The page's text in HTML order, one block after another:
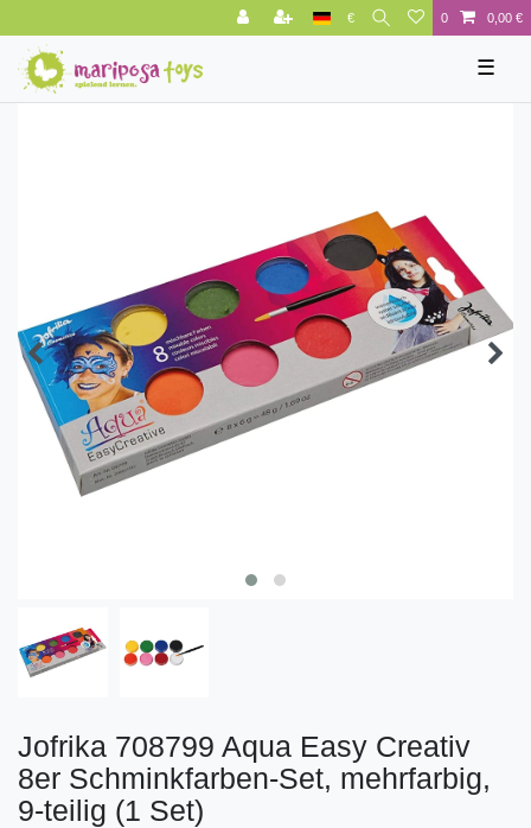
€ 0 0,00 €
☰
Jofrika 708799 Aqua Easy Creativ
8er Schminkfarben-Set, mehrfarbig,
9-teilig (1 Set)